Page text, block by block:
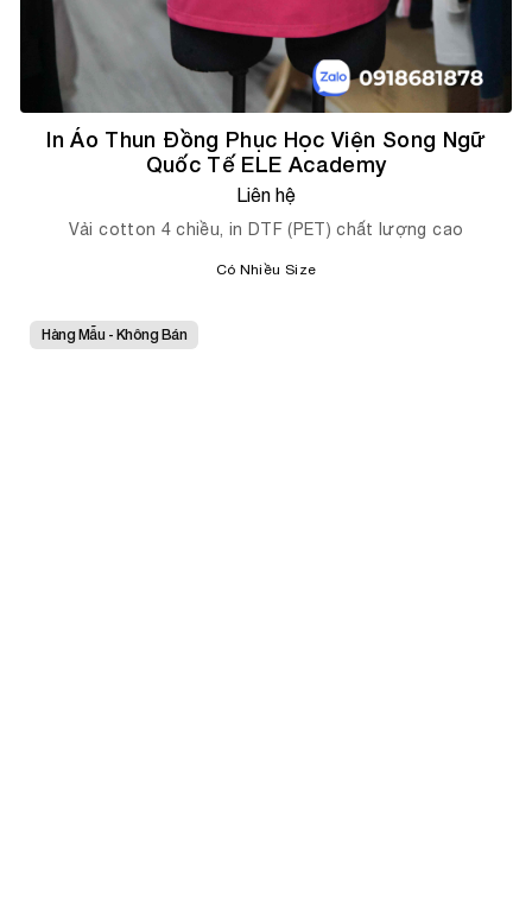
In Áo Thun Đồng Phục Học Viện Song Ngữ
Quốc Tế ELE Academy
Liên hệ
Vải cotton 4 chiều, in DTF (PET) chất lượng cao
Có Nhiều Size
Hàng Mẫu - Không Bán